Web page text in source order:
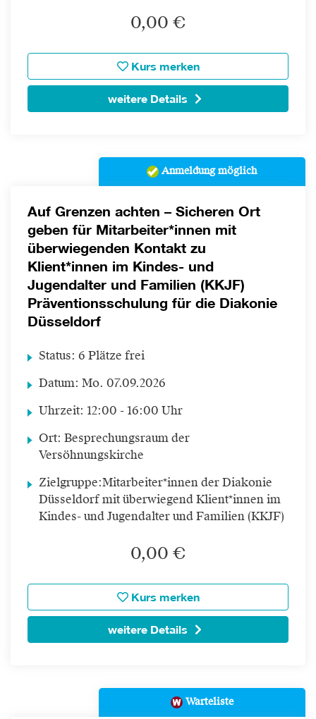
0,00 €
Kurs merken
weitere Details
Anmeldung möglich
Auf Grenzen achten – Sicheren Ort
geben für Mitarbeiter*innen mit
überwiegenden Kontakt zu
Klient*innen im Kindes- und
Jugendalter und Familien (KKJF)
Präventionsschulung für die Diakonie
Düsseldorf
Status: 6 Plätze frei
Datum: Mo. 07.09.2026
Uhrzeit: 12:00 - 16:00 Uhr
Ort: Besprechungsraum der
Versöhnungskirche
Zielgruppe:Mitarbeiter*innen der Diakonie
Düsseldorf mit überwiegend Klient*innen im
Kindes- und Jugendalter und Familien (KKJF)
0,00 €
Kurs merken
weitere Details
Warteliste